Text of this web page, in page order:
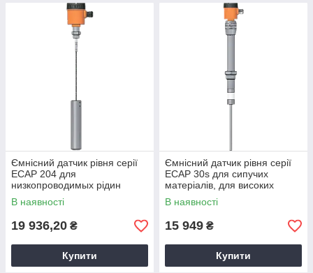
Ємнісний датчик рівня серії
ECAP 204 для
низкопроводимых рідин
В наявності
19 936,20 ₴
Купити
Ємнісний датчик рівня серії
ECAP 30s для сипучих
матеріалів, для високих
температур
В наявності
15 949 ₴
Купити